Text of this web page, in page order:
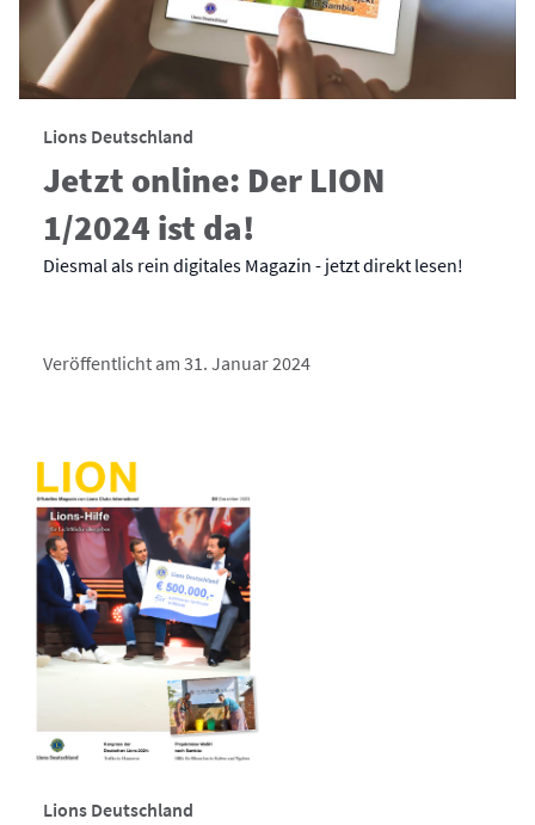
Lions Deutschland
Jetzt online: Der LION
1/2024 ist da!
Diesmal als rein digitales Magazin - jetzt direkt lesen!
Veröffentlicht am 31. Januar 2024
Lions Deutschland